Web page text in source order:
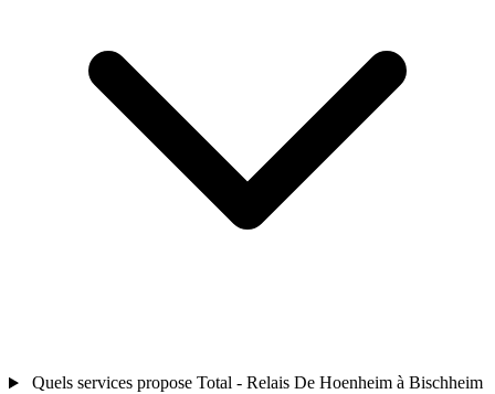
Quels services propose Total - Relais De Hoenheim à Bischheim